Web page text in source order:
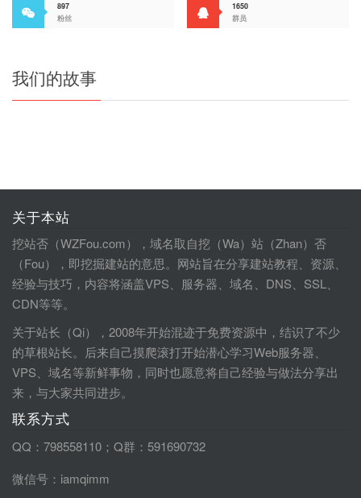
897
粉丝
1650
群员
我们的故事
关于本站
挖站否（WZFou.com），域名取自挖（Wa）站（Zhan）否
（Fou），即挖掘建站的意思。网站旨在分享建站教程、资源、
经验与技巧，内容将涵盖VPS、服务器、域名、DNS、SSL、
CDN等等。
关于站长（Qi），2008年开始混迹于免费资源中，结识了不少
的草根站长。后来自己摸爬滚打开始潜心学习Web服务器、
VPS、域名等新鲜事物，同时也愿意将自己经验与做法分享出
来，与大家共同进步。
联系方式
QQ：798558110；Q群：591690732
微信号：iamqimm